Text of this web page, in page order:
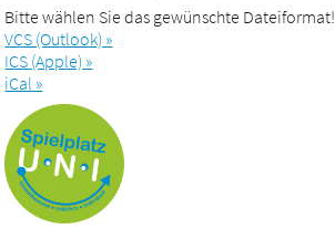
Bitte wählen Sie das gewünschte Dateiformat!
VCS (Outlook) »
ICS (Apple) »
iCal »